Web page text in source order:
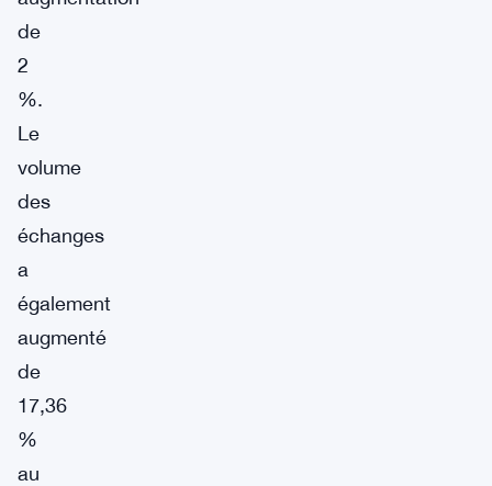
de
2
%.
Le
volume
des
échanges
a
également
augmenté
de
17,36
%
au